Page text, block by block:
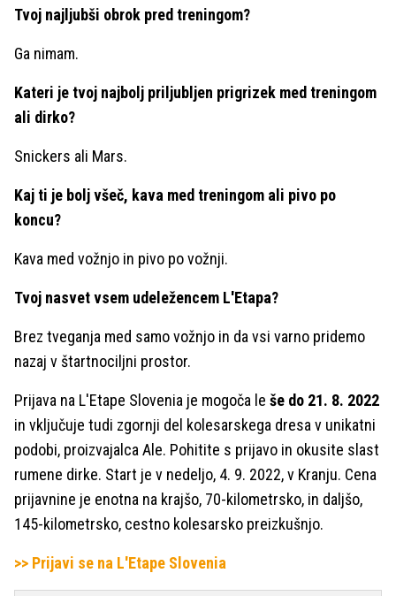
Tvoj najljubši obrok pred treningom?
Ga nimam.
Kateri je tvoj najbolj priljubljen prigrizek med treningom
ali dirko?
Snickers ali Mars.
Kaj ti je bolj všeč, kava med treningom ali pivo po
koncu?
Kava med vožnjo in pivo po vožnji.
Tvoj nasvet vsem udeležencem L'Etapa?
Brez tveganja med samo vožnjo in da vsi varno pridemo
nazaj v štartnociljni prostor.
Prijava na L'Etape Slovenia je mogoča le še do 21. 8. 2022
in vključuje tudi zgornji del kolesarskega dresa v unikatni
podobi, proizvajalca Ale. Pohitite s prijavo in okusite slast
rumene dirke. Start je v nedeljo, 4. 9. 2022, v Kranju. Cena
prijavnine je enotna na krajšo, 70-kilometrsko, in daljšo,
145-kilometrsko, cestno kolesarsko preizkušnjo.
>> Prijavi se na L'Etape Slovenia